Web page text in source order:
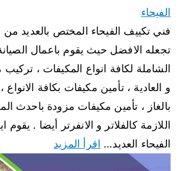
الفيحاء
فني تكييف الفيحاء المختص بالعديد من
تجعله الافضل حيث يقوم باعمال
الشاملة لكافة انواع المكيفات ،
و العادية ، تأمين مكيفات بكافة الانواع
بالغاز ، تأمين مكيفات مزودة باحدث
اللازمة كالفلاتر و الانفرتر أيضا .
الفيحاء العديد… اقرأ المزيد